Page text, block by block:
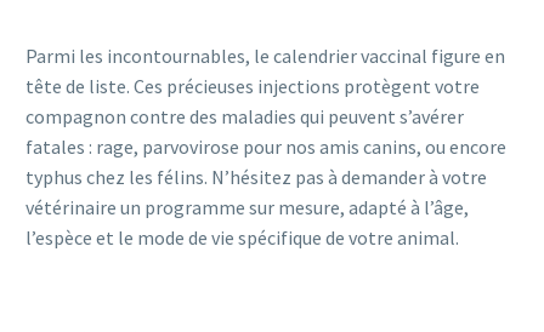
Parmi les incontournables, le calendrier vaccinal figure en
tête de liste. Ces précieuses injections protègent votre
compagnon contre des maladies qui peuvent s’avérer
fatales : rage, parvovirose pour nos amis canins, ou encore
typhus chez les félins. N’hésitez pas à demander à votre
vétérinaire un programme sur mesure, adapté à l’âge,
l’espèce et le mode de vie spécifique de votre animal.